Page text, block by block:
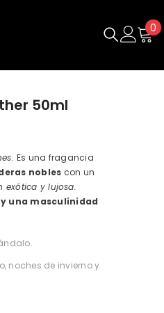
0 0
50ml
Es una fragancia
nobles con un
exótica y lujosa.
una masculinidad
noches de invierno y